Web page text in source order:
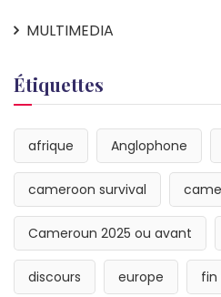
MULTIMEDIA
Étiquettes
afrique Anglophone
cameroon survival
Cameroun 2025 ou avant
discours europe fin